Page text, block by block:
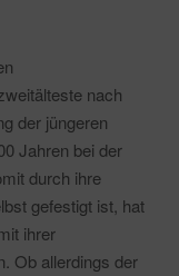
nach
der jüngeren
Jahren bei der
durch ihre
gefestigt ist, hat
ihrer
Ob allerdings der